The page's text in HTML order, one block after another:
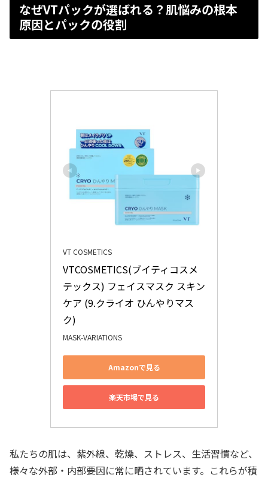
なぜVTパックが選ばれる？肌悩みの根本
原因とパックの役割
VT COSMETICS
VTCOSMETICS(ブイティコスメ
テックス) フェイスマスク スキン
ケア (9.クライオ ひんやりマス
ク)
MASK-VARIATIONS
Amazonで見る
楽天市場で見る
私たちの肌は、紫外線、乾燥、ストレス、生活習慣など、
様々な外部・内部要因に常に晒されています。これらが積